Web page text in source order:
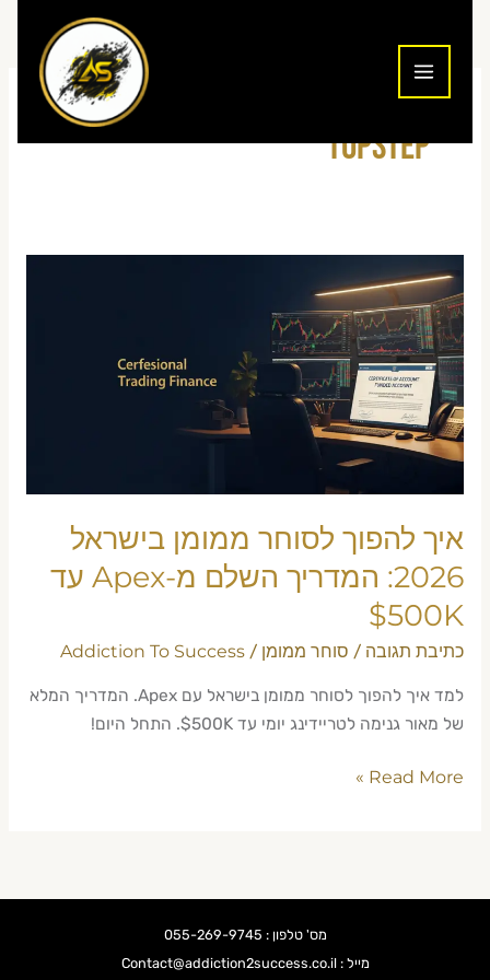
Topstep
איך להפוך לסוחר ממומן בישראל
2026: המדריך השלם מ-Apex עד
$500K
כתיבת תגובה / סוחר ממומן /
Addiction To Success
למד איך להפוך לסוחר ממומן בישראל עם Apex. המדריך המלא
של מאור גנימה לטריידינג יומי עד $500K. התחל היום!
איך
להפוך
לסוחר
ממומן
בישראל
2026:
המדריך
השלם
מ-
עד
$500K
Read More »
מס' טלפון : 055-269-9745
מייל : Contact@addiction2success.co.il